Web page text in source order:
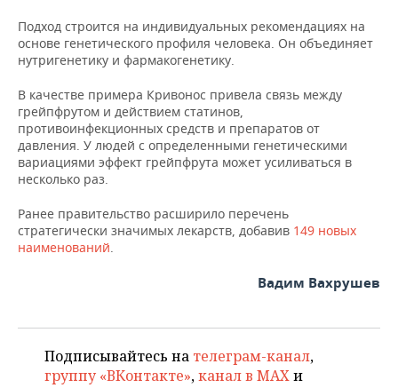
Подход строится на индивидуальных рекомендациях на
основе генетического профиля человека. Он объединяет
нутригенетику и фармакогенетику.
В качестве примера Кривонос привела связь между
грейпфрутом и действием статинов,
противоинфекционных средств и препаратов от
давления. У людей с определенными генетическими
вариациями эффект грейпфрута может усиливаться в
несколько раз.
Ранее правительство расширило перечень
стратегически значимых лекарств, добавив 149 новых
наименований.
Вадим Вахрушев
Подписывайтесь на телеграм-канал,
группу «ВКонтакте»,канал в MAXи